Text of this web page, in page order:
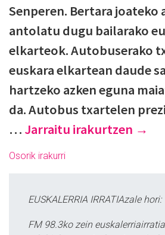
Senperen. Bertara joateko
antolatu dugu bailarako
elkarteok. Autobuserako
euskara elkartean daude
hartzeko azken eguna
da. Autobus txartelen
… Jarraitu irakurtzen →
Osorik irakurri
EUSKALERRIA IRRATIAzale hori:
FM 98.3ko zein